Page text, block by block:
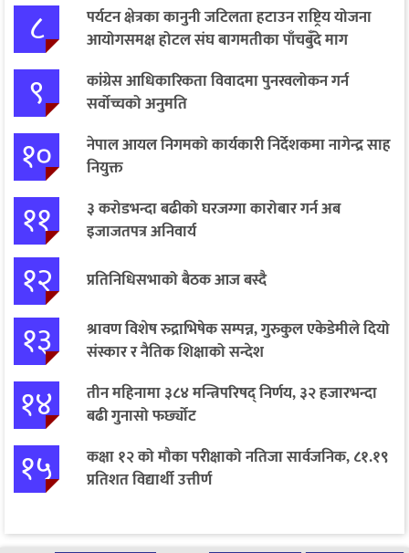
८
पर्यटन क्षेत्रका कानुनी जटिलता हटाउन राष्ट्रिय योजना
आयोगसमक्ष होटल संघ बागमतीका पाँचबुँदे माग
९
कांग्रेस आधिकारिकता विवादमा पुनरवलोकन गर्न
सर्वोच्चको अनुमति
१०
नेपाल आयल निगमको कार्यकारी निर्देशकमा नागेन्द्र साह
नियुक्त
११
३ करोडभन्दा बढीको घरजग्गा कारोबार गर्न अब
इजाजतपत्र अनिवार्य
१२ प्रतिनिधिसभाको बैठक आज बस्दै
१३
श्रावण विशेष रुद्राभिषेक सम्पन्न, गुरुकुल एकेडेमीले दियो
संस्कार र नैतिक शिक्षाको सन्देश
१४
तीन महिनामा ३८४ मन्त्रिपरिषद् निर्णय, ३२ हजारभन्दा
बढी गुनासो फर्छ्योट
१५
कक्षा १२ को मौका परीक्षाको नतिजा सार्वजनिक, ८१.१९
प्रतिशत विद्यार्थी उत्तीर्ण